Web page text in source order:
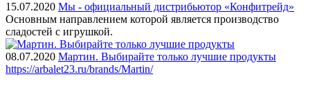
15.07.2020 Мы - официальный дистрибьютор «Конфитрейд»
Основным направлением которой является производство
сладостей с игрушкой.
08.07.2020 Мартин. Выбирайте только лучшие продукты
https://arbalet23.ru/brands/Martin/